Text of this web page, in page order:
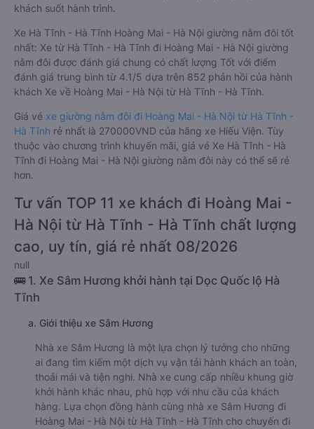
khách suốt hành trình.
Xe Hà Tĩnh - Hà Tĩnh Hoàng Mai - Hà Nội giường nằm đôi tốt
nhất: Xe từ Hà Tĩnh - Hà Tĩnh đi Hoàng Mai - Hà Nội giường
nằm đôi được đánh giá chung có chất lượng Tốt với điểm
đánh giá trung bình từ 4.1/5 dựa trên 852 phản hồi của hành
khách Xe về Hoàng Mai - Hà Nội từ Hà Tĩnh - Hà Tĩnh.
Giá vé xe giường nằm đôi đi Hoàng Mai - Hà Nội từ Hà Tĩnh -
Hà Tĩnh rẻ nhất là 270000VND của hãng xe Hiếu Viện. Tùy
thuộc vào chương trình khuyến mãi, giá vé Xe Hà Tĩnh - Hà
Tĩnh đi Hoàng Mai - Hà Nội giường nằm đôi này có thể sẽ rẻ
hơn.
Tư vấn TOP 11 xe khách đi Hoàng Mai -
Hà Nội từ Hà Tĩnh - Hà Tĩnh chất lượng
cao, uy tín, giá rẻ nhất 08/2026
null
🚌 1. Xe Sâm Hương khởi hành tại Dọc Quốc lộ Hà
Tĩnh
a. Giới thiệu xe Sâm Hương
Nhà xe Sâm Hương là một lựa chọn lý tưởng cho những
ai đang tìm kiếm một dịch vụ vận tải hành khách an toàn,
thoải mái và tiện nghi. Nhà xe cung cấp nhiều khung giờ
khởi hành khác nhau, phù hợp với nhu cầu của khách
hàng. Lựa chọn đồng hành cùng nhà xe Sâm Hương đi
Hoàng Mai - Hà Nội từ Hà Tĩnh - Hà Tĩnh cho chuyến đi